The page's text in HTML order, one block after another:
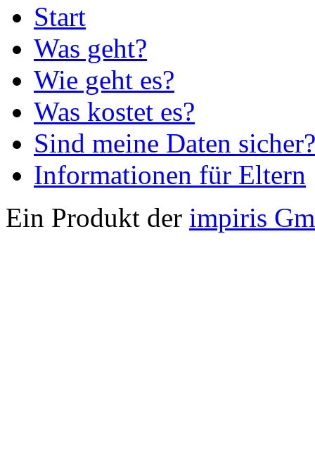
Start
Was geht?
Wie geht es?
Was kostet es?
Sind meine Daten sicher?
Informationen für Eltern
Ein Produkt der impiris